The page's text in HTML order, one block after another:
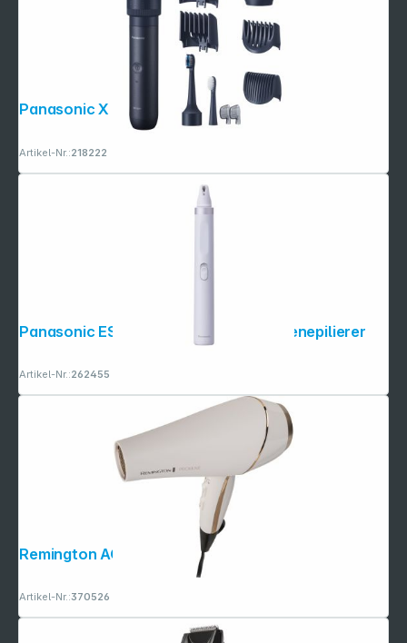
Panasonic X Shape Travel
Artikel-Nr.:218222
Panasonic ES-EF 10-V503 Augenbrauenepilierer
Artikel-Nr.:262455
Remington AC 9140 ProLuxe
Artikel-Nr.:370526